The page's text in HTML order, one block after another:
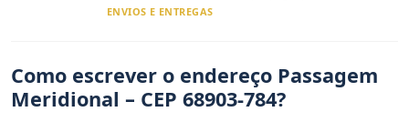
ENVIOS E ENTREGAS
Como escrever o endereço Passagem
Meridional – CEP 68903-784?